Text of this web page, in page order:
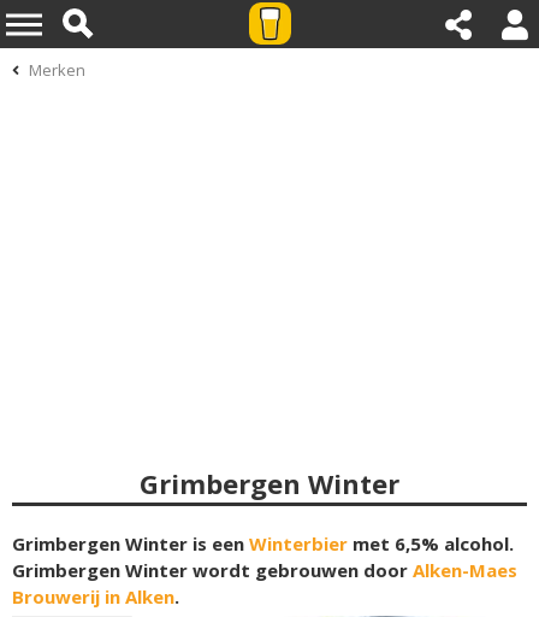
Merken
Grimbergen Winter
Grimbergen Winter is een Winterbier met 6,5% alcohol.
Grimbergen Winter wordt gebrouwen door Alken-Maes
Brouwerij in Alken.